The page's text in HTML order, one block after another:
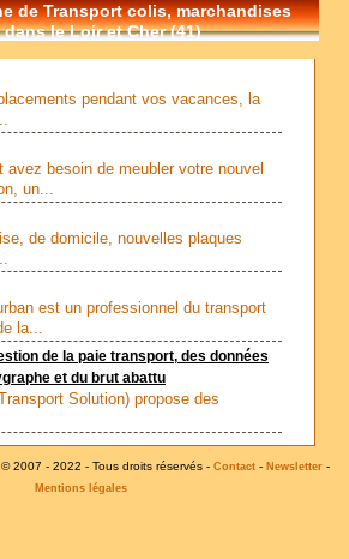
de Transport colis, marchandises
le Loir et Cher (41)
pendant vos vacances, la
avez besoin de meubler votre nouvel
un...
de domicile, nouvelles plaques
est un professionnel du transport
la...
de la paie transport, des données
et du brut abattu
Solution) propose des
© 2007 - 2022 - Tous droits réservés - Contact - Newsletter -
Mentions légales